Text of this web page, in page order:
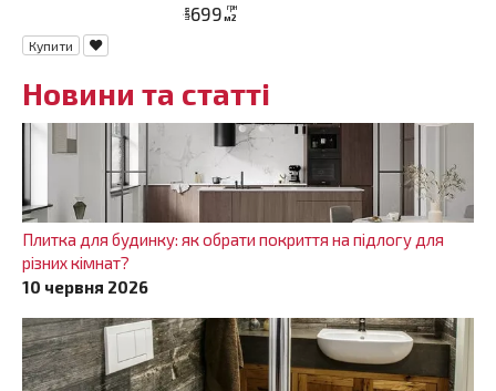
ціна699 грн
м2
Купити
Новини та статті
Плитка для будинку: як обрати покриття на підлогу для
різних кімнат?
10 червня 2026